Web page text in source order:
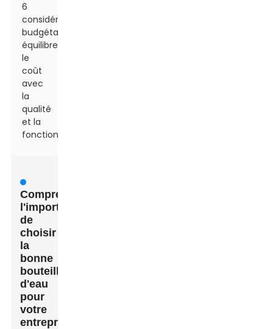
6
considérations
budgétaires :
équilibrer
le
coût
avec
la
qualité
et la
fonctionnalité
Comprendre
l'importance
de
choisir
la
bonne
bouteille
d'eau
pour
votre
entreprise